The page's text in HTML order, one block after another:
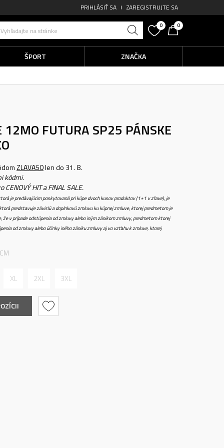
PRIHLÁSIŤ SA ZAREGISTRUJTE SA
Vyhľadajte na stránke
0 0
ŠPORT
ZNAČKA
12MO FUTURA SP25 PÁNSKE
ZLAVA50len do 31. 8.
kódmi.
HIT a FINAL SALE.
je predávajúcim poskytovaná pri kúpe dvoch kusov produktov (1+1 v zľave), je
predstavuje závislú a doplnkovú zmluvu ku kúpnej zmluve, ktorej predmetom je
že v prípade odstúpenia od zmluvy alebo iným zánikom zmluvy, predmetom ktorej
od zmluvy alebo účinky iného zániku zmluvy aj vo vzťahu k zmluve, ktorej
XL 2XL 3XL